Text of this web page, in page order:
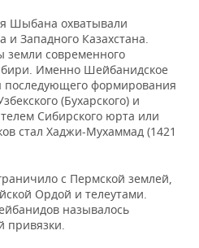
Шыбана охватывали
Западного Казахстана.
земли современного
Именно Шейбанидское
последующего формирования
(Бухарского) и
Сибирского юрта или
стал Хаджи-Мухаммад (1421
с Пермской землей,
Ордой и телеутами.
называлось
привязки.